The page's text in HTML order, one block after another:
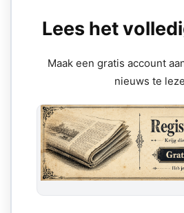
Lees het
Maak een gratis account
nieuws te